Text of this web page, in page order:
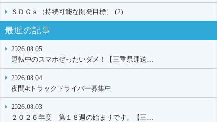
ＳＤＧｓ（持続可能な開発目標） (2)
最近の記事
2026.08.05
運転中のスマホぜったいダメ！【三重県運送…
2026.08.04
夜間4tトラックドライバー募集中
2026.08.03
２０２６年度 第１８週の始まりです。【三…